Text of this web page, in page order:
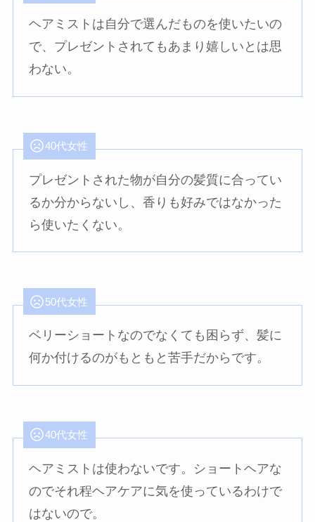
ヘアミストは自分で選んだものを使いたいの
で、プレゼントされてもあまり嬉しいとは思
わない。
40代女性
プレゼントされた物が自分の髪質に合ってい
るか分からないし、香りも好みではなかった
ら使いたくない。
50代女性
ベリーショートなのでなくても困らず、髪に
何か付けるのがもともと苦手だからです。
40代女性
ヘアミストは使わないです。ショートヘアな
のでそれ程ヘアケアに気を使っているわけで
はないので。